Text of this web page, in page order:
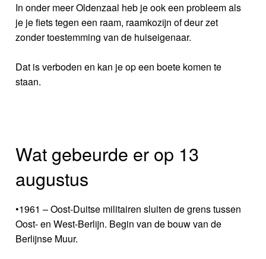
In onder meer Oldenzaal heb je ook een probleem als
je je fiets tegen een raam, raamkozijn of deur zet
zonder toestemming van de huiseigenaar.
Dat is verboden en kan je op een boete komen te
staan.
Wat gebeurde er op 13
augustus
•1961 – Oost-Duitse militairen sluiten de grens tussen
Oost- en West-Berlijn. Begin van de bouw van de
Berlijnse Muur.